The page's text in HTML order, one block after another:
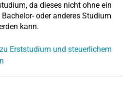
da dieses nicht ohne ein
oder anderes Studium
kann.
Erststudium und steuerlichem